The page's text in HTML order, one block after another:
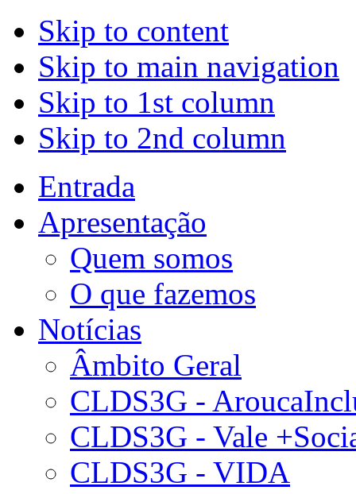
Skip to content
Skip to main navigation
Skip to 1st column
Skip to 2nd column
Entrada
Apresentação
Quem somos
O que fazemos
Notícias
Âmbito Geral
CLDS3G -
CLDS3G - Vale
CLDS3G - VIDA